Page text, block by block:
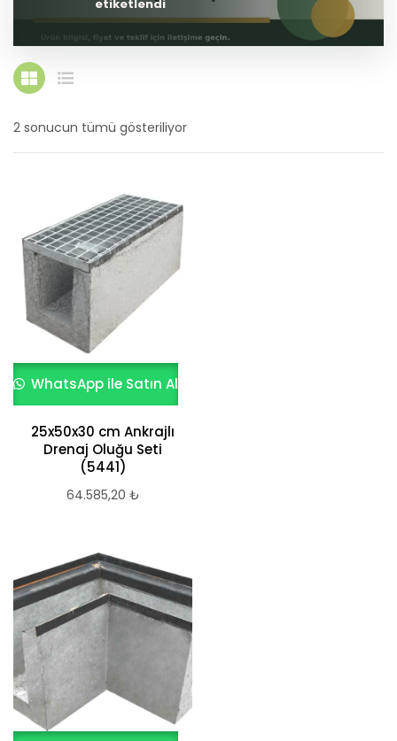
etiketlendi
2 sonucun tümü gösteriliyor
WhatsApp ile Satın Al
25x50x30 cm Ankrajlı
Drenaj Oluğu Seti
(5441)
64.585,20 ₺